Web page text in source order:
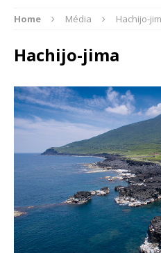
Home Média Hachijo-
Hachijo-jima